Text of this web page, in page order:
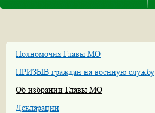
Полномочия Главы МО
ПРИЗЫВ граждан на военную службу
Об избрании Главы МО
Декларации